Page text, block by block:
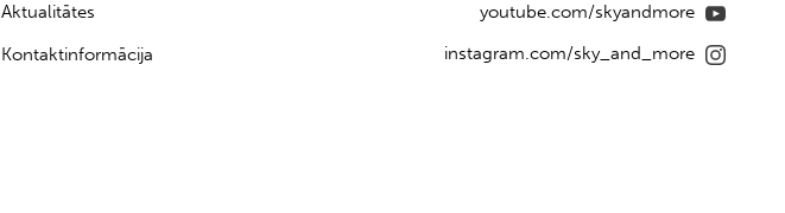
Aktualitātes
Kontaktinformācija
youtube.com/skyandmore
instagram.com/sky_and_more